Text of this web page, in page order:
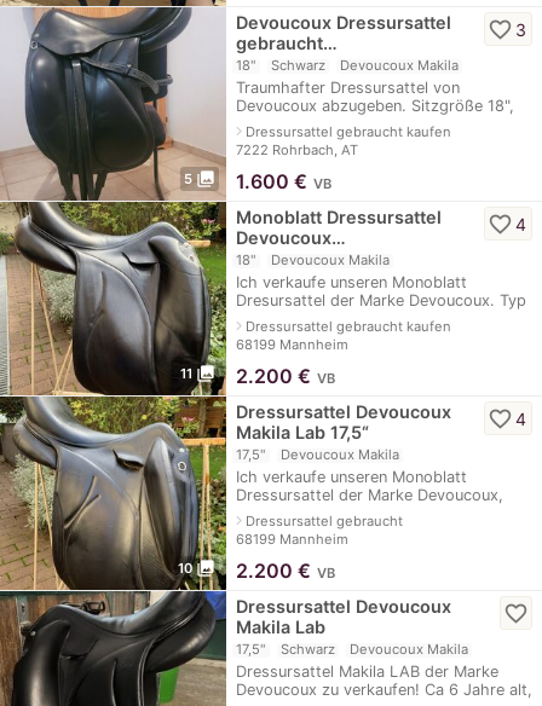
5 photo_library
Devoucoux Dressursattel
gebraucht…
18" Schwarz Devoucoux Makila
Traumhafter Dressursattel von
Devoucoux abzugeben. Sitzgröße 18",
Monoblatt. Sehr guter Zustand. Versand
per Nachname möglich.
navigate_nextDressursattel gebraucht kaufen
7222 Rohrbach, AT
favorite_border 3
1.600 € VB
11 photo_library
Monoblatt Dressursattel
Devoucoux…
18" Devoucoux Makila
Ich verkaufe unseren Monoblatt
Dresursattel der Marke Devoucoux. Typ
Makila Lab, Baujahr 2021, 18“
(Entspricht bei anderen Sätteln eher der
Sitzgröße
navigate_nextDressursattel gebraucht kaufen
68199 Mannheim
favorite_border4
2.200 € VB
10 photo_library
Dressursattel Devoucoux
Makila Lab 17,5“
17,5" Devoucoux Makila
Ich verkaufe unseren Monoblatt
Dressursattel der Marke Devoucoux,
Typ Makila Lab. Die Sitzfläche ist 17,5“
(entspricht bei anderen Marken eher
17“) D
navigate_nextDressursattel gebraucht
68199 Mannheim
favorite_border4
2.200 € VB
Dressursattel Devoucoux
Makila Lab
17,5" Schwarz Devoucoux Makila
Dressursattel Makila LAB der Marke
Devoucoux zu verkaufen! Ca 6 Jahre alt,
favorite_border